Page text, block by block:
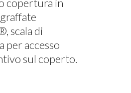
copertura in
scala di
per accesso
sul coperto.